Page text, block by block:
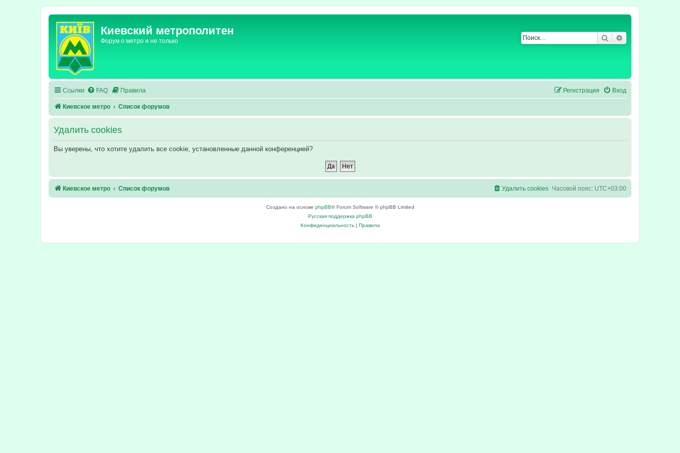
Киевский метрополитен
Форум о метро и не только Поиск
Ссылки FAQ Правила Вход
Регистрация
Киевское метро Список форумов
Удалить cookies
Вы уверены, что хотите удалить все cookie, установленные данной конференцией?
Киевское метро Список форумов Часовой пояс: UTC+03:00
Удалить cookies
Создано на основе phpBB® Forum Software © phpBB Limited
Русская поддержка phpBB
Конфиденциальность| Правила